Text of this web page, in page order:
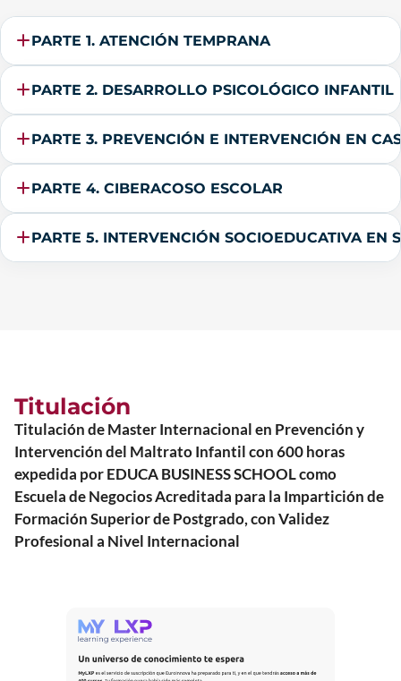
PARTE 1. ATENCIÓN TEMPRANA
PARTE 2. DESARROLLO PSICOLÓGICO INFANTIL
PARTE 3. PREVENCIÓN E INTERVENCIÓN EN
PARTE 4. CIBERACOSO ESCOLAR
PARTE 5. INTERVENCIÓN SOCIOEDUCATIVA EN
Titulación
Titulación de Master Internacional en Prevención y
Intervención del Maltrato Infantil con 600 horas
expedida por EDUCA BUSINESS SCHOOL como
Escuela de Negocios Acreditada para la Impartición de
Formación Superior de Postgrado, con Validez
Profesional a Nivel Internacional